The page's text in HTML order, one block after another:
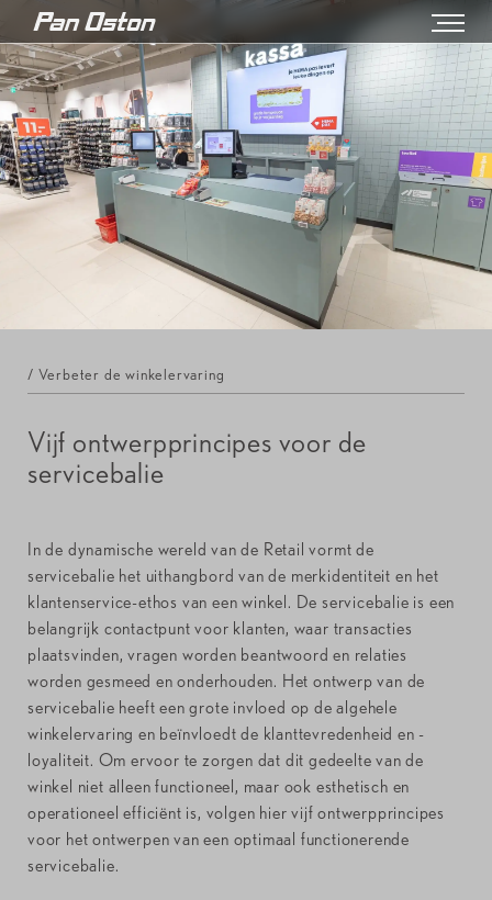
/ Verbeter de winkelervaring
Vijf ontwerpprincipes voor de
servicebalie
In de dynamische wereld van de Retail vormt de
servicebalie het uithangbord van de merkidentiteit en het
klantenservice-ethos van een winkel. De servicebalie is een
belangrijk contactpunt voor klanten, waar transacties
plaatsvinden, vragen worden beantwoord en relaties
worden gesmeed en onderhouden. Het ontwerp van de
servicebalie heeft een grote invloed op de algehele
winkelervaring en beïnvloedt de klanttevredenheid en -
loyaliteit. Om ervoor te zorgen dat dit gedeelte van de
winkel niet alleen functioneel, maar ook esthetisch en
operationeel efficiënt is, volgen hier vijf ontwerpprincipes
voor het ontwerpen van een optimaal functionerende
servicebalie.